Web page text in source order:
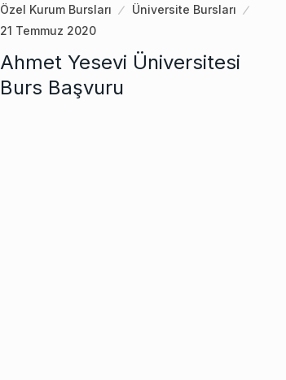
Özel Kurum Bursları
Üniversite Bursları
21 Temmuz 2020
Ahmet Yesevi Üniversitesi
Burs Başvuru